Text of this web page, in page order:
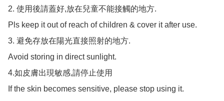
2. 使用後請蓋好,放在兒童不能接觸的地方.
Pls keep it out of reach of children & cover it after use.
3. 避免存放在陽光直接照射的地方.
Avoid storing in direct sunlight.
4.如皮膚出現敏感,請停止使用
If the skin becomes sensitive, please stop using it.